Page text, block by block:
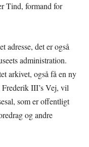
Tind, formand for
adresse, det er også
administration.
arkivet, også få en ny
III’s Vej, vil
som er offentligt
og andre